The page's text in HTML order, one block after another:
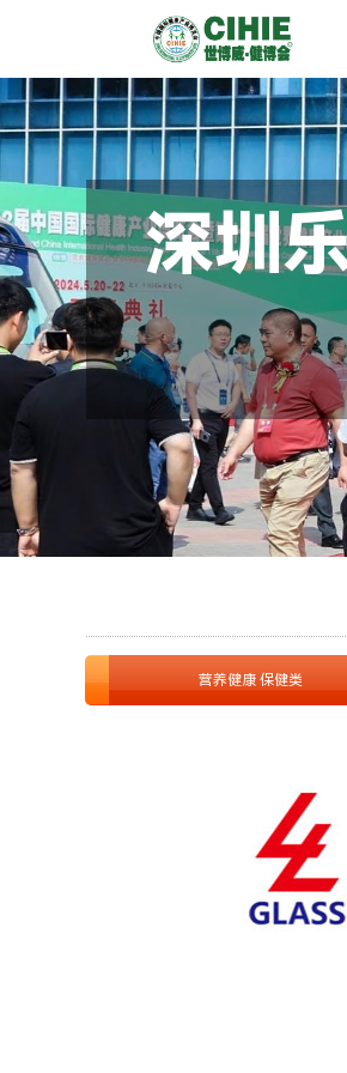
深圳
营养健康 保健类